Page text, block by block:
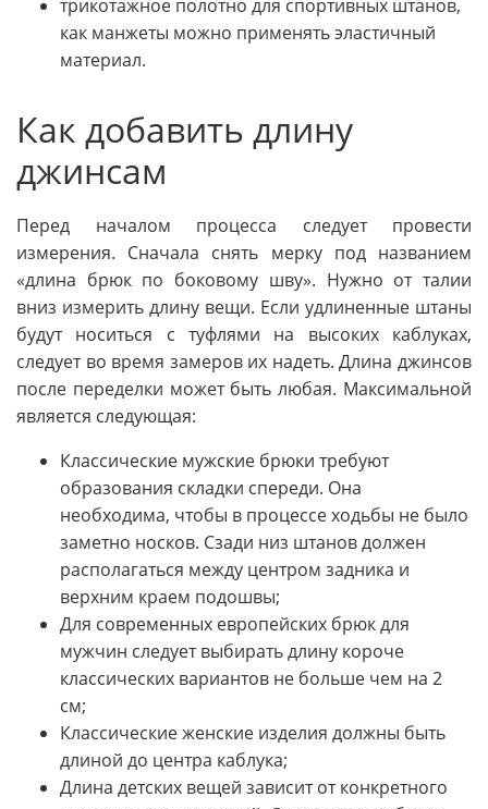
трикотажное полотно для спортивных штанов,
как манжеты можно применять эластичный
материал.
Как добавить длину
джинсам
Перед началом процесса следует провести
измерения. Сначала снять мерку под названием
«длина брюк по боковому шву». Нужно от талии
вниз измерить длину вещи. Если удлиненные штаны
будут носиться с туфлями на высоких каблуках,
следует во время замеров их надеть. Длина джинсов
после переделки может быть любая. Максимальной
является следующая:
Классические мужские брюки требуют
образования складки спереди. Она
необходима, чтобы в процессе ходьбы не было
заметно носков. Сзади низ штанов должен
располагаться между центром задника и
верхним краем подошвы;
Для современных европейских брюк для
мужчин следует выбирать длину короче
классических вариантов не больше чем на 2
см;
Классические женские изделия должны быть
длиной до центра каблука;
Длина детских вещей зависит от конкретного